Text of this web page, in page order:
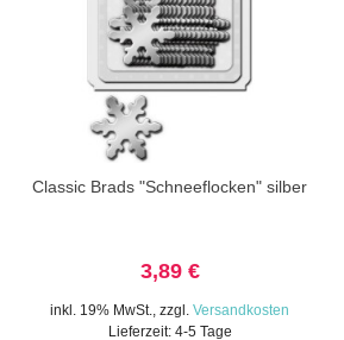
Classic Brads "Schneeflocken" silber
3,89 €
inkl. 19% MwSt.,zzgl.Versandkosten
Lieferzeit: 4-5 Tage